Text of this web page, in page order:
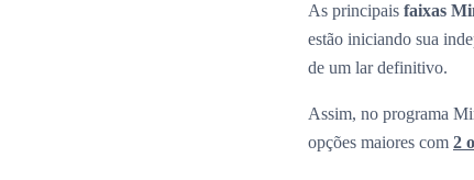
As principais faixas
estão iniciando sua
de um lar definitivo.
Assim, no programa
opções maiores com 2